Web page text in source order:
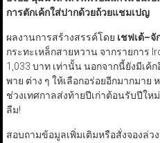
การตักเค้กใส่ปากด้วยถ้วยแชมเปญ
ผลงานการสร้างสรรค์โดย เชฟเต้–จั
กระทะเหล็กสายหวาน จากรายการ
1,033 บาท เท่านั้น นอกจากนี้ยังมีเค้
พาย ต่าง ๆ ให้เลือกอร่อยอีกมากมา
ช่วงเทศกาลส่งท้ายปีเก่าต้อนรับปีใ
ลืม!
สอบถามข้อมูลเพิ่มเติมหรือสั่งจองล่ว